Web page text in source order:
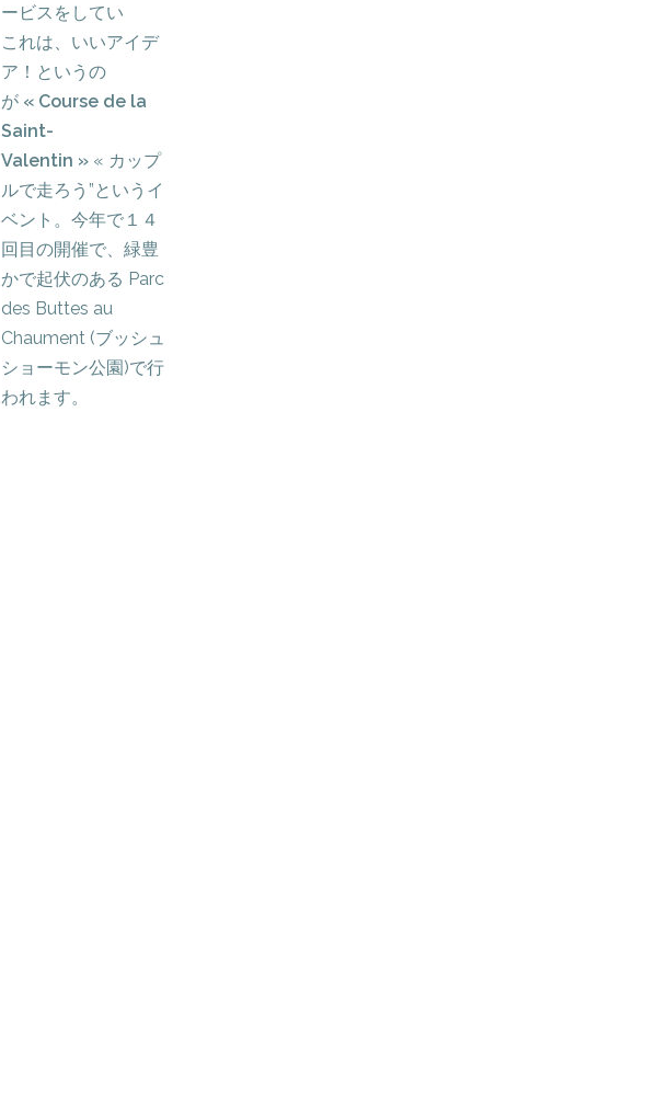
ービスをしてい
これは、いいアイデ
ア！というの
が « Course de la
Saint-
Valentin » « カップ
ルで走ろう”というイ
ベント。今年で１４
回目の開催で、緑豊
かで起伏のある Parc
des Buttes au
Chaument (ブッシュ
ショーモン公園)で行
われます。